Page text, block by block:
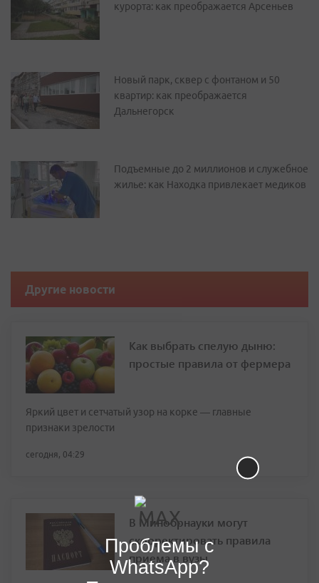
курорта: как преображается Арсеньев
Новый парк, сквер с фонтаном и 50
квартир: как преображается
Дальнегорск
Подъемные до 2 миллионов и служебное
жилье: как Находка привлекает медиков
Другие новости
Как выбрать спелую дыню:
простые правила от фермера
Яркий цвет и сетчатый узор на корке — главные
признаки зрелости
сегодня, 04:29
В Минобрнауки могут
скорректировать правила
приема в вузы
Проблемы с
WhatsApp?